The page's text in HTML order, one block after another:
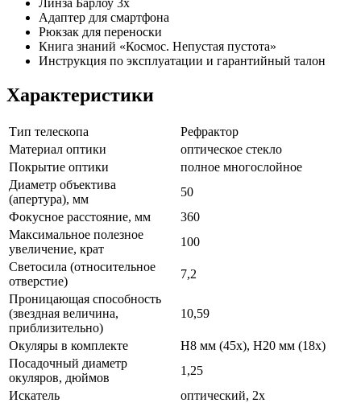
Адаптер для смартфона
Рюкзак для переноски
Книга знаний «Космос. Непустая пустота»
Инструкция по эксплуатации и гарантийный талон
Характеристики
Тип телескопа
Рефрактор
Материал оптики
оптическое стекло
Покрытие оптики
полное многослойное
Диаметр объектива
(апертура), мм
50
Фокусное расстояние, мм
360
Максимальное полезное
увеличение, крат
100
Светосила (относительное
отверстие)
7,2
Проницающая способность
(звездная величина,
приблизительно)
10,59
Окуляры в комплекте
H8 мм (45x), H20 мм (18x)
Посадочный диаметр
окуляров, дюймов
1,25
Искатель
оптический, 2х